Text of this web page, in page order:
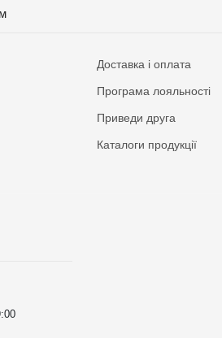
Доставка і оплата
Програма лояльності
Приведи друга
Каталоги продукції